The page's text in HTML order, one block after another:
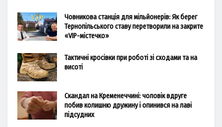
Човникова станція для мільйонерів: Як берег
Тернопільського ставу перетворили на закрите
«VIP-містечко»
Тактичні кросівки при роботі зі сходами та на
висоті
Скандал на Кременеччині: чоловік вдруге
побив колишню дружину і опинився на лаві
підсудних